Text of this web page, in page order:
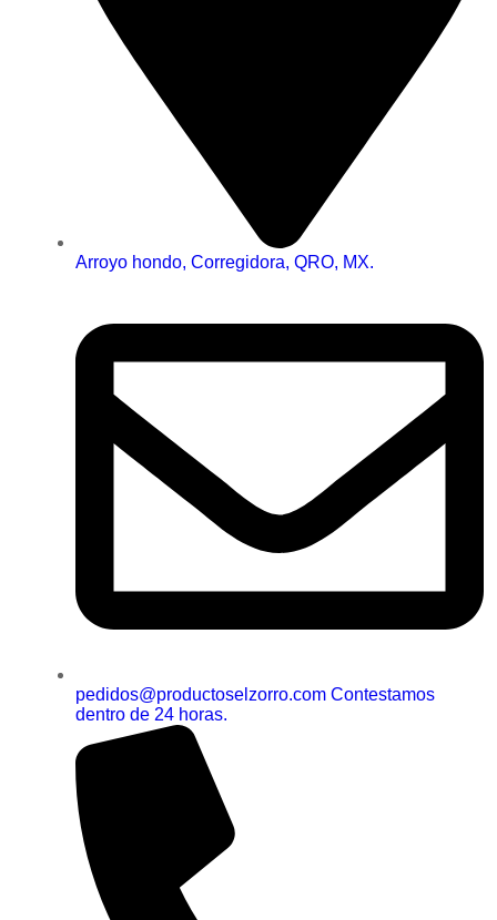
Arroyo hondo, Corregidora, QRO, MX.
pedidos@productoselzorro.com Contestamos
dentro de 24 horas.